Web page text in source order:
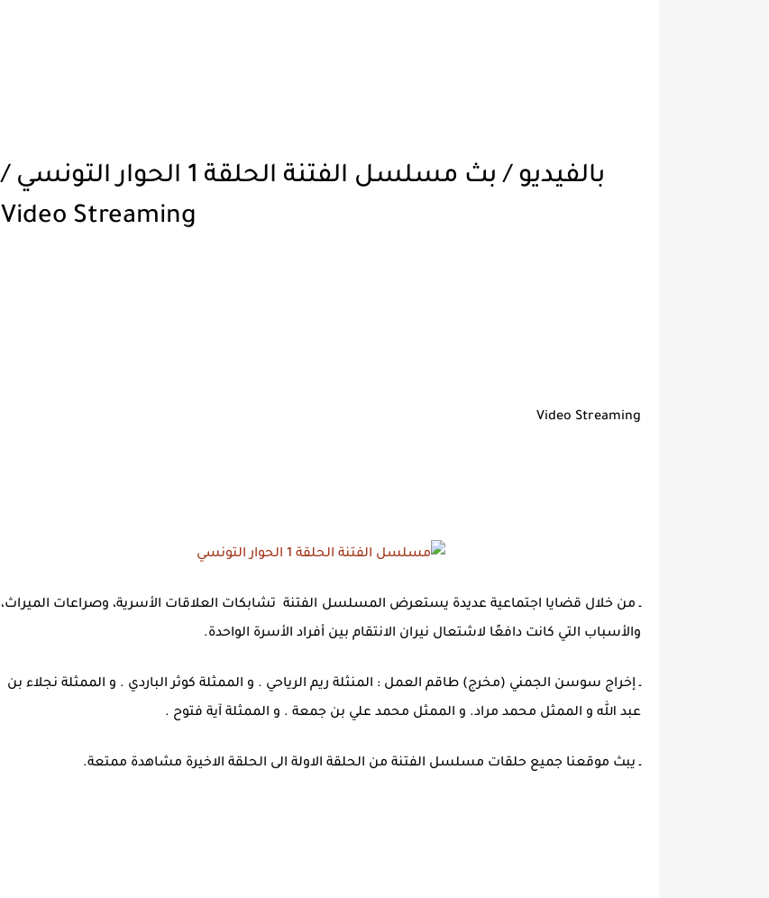
بالفيديو / بث مسلسل الفتنة الحلقة 1 الحوار التونسي /
Video Streaming
Video Streaming
ـ من خلال قضايا اجتماعية عديدة يستعرض المسلسل الفتنة تشابكات العلاقات الأسرية، وصراعات الميراث،
والأسباب التي كانت دافعًا لاشتعال نيران الانتقام بين أفراد الأسرة الواحدة.
ـ إخراج سوسن الجمني (مخرج) طاقم العمل : المنثلة ريم الرياحي . و الممثلة كوثر الباردي . و الممثلة نجلاء بن
عبد الله و الممثل محمد مراد. و الممثل محمد علي بن جمعة . و الممثلة آية فتوح .
ـ يبث موقعنا جميع حلقات مسلسل الفتنة من الحلقة الاولة الى الحلقة الاخيرة مشاهدة ممتعة.